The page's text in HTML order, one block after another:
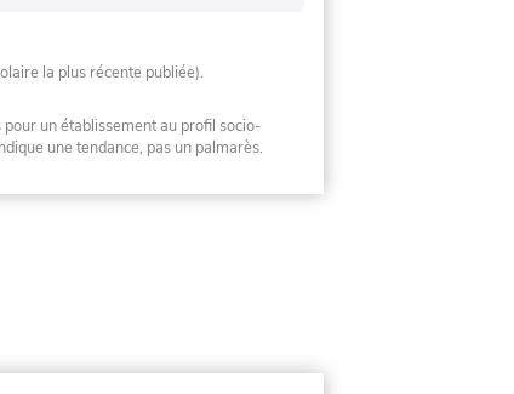
la plus récente publiée).
un établissement au profil socio-
une tendance, pas un palmarès.